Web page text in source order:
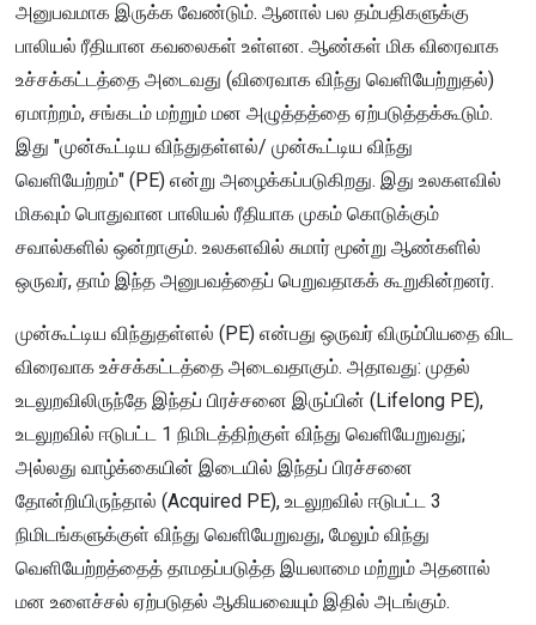
அனுபவமாக இருக்க வேண்டும். ஆனால் பல தம்பதிகளுக்கு
பாலியல் ரீதியான கவலைகள் உள்ளன. ஆண்கள் மிக விரைவாக
உச்சக்கட்டத்தை அடைவது (விரைவாக விந்து வெளியேற்றுதல்)
ஏமாற்றம், சங்கடம் மற்றும் மன அழுத்தத்தை ஏற்படுத்தக்கூடும்.
இது "முன்கூட்டிய விந்துதள்ளல்/ முன்கூட்டிய விந்து
வெளியேற்றம்" (PE) என்று அழைக்கப்படுகிறது. இது உலகளவில்
மிகவும் பொதுவான பாலியல் ரீதியாக முகம் கொடுக்கும்
சவால்களில் ஒன்றாகும். உலகளவில் சுமார் மூன்று ஆண்களில்
ஒருவர், தாம் இந்த அனுபவத்தைப் பெறுவதாகக் கூறுகின்றனர்.
முன்கூட்டிய விந்துதள்ளல் (PE) என்பது ஒருவர் விரும்பியதை விட
விரைவாக உச்சக்கட்டத்தை அடைவதாகும். அதாவது: முதல்
உடலுறவிலிருந்தே இந்தப் பிரச்சனை இருப்பின் (Lifelong PE),
உடலுறவில் ஈடுபட்ட 1 நிமிடத்திற்குள் விந்து வெளியேறுவது;
அல்லது வாழ்க்கையின் இடையில் இந்தப் பிரச்சனை
தோன்றியிருந்தால் (Acquired PE), உடலுறவில் ஈடுபட்ட 3
நிமிடங்களுக்குள் விந்து வெளியேறுவது, மேலும் விந்து
வெளியேற்றத்தைத் தாமதப்படுத்த இயலாமை மற்றும் அதனால்
மன உளைச்சல் ஏற்படுதல் ஆகியவையும் இதில் அடங்கும்.